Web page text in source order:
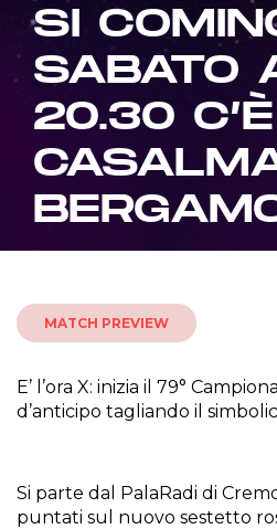
SI
SABATO
20.30 C’È
MATCH PREVIEW
E’ l’ora X: inizia il 79°
d’anticipo tagliando il
Si parte dal PalaRadi di
puntati sul nuovo sestetto